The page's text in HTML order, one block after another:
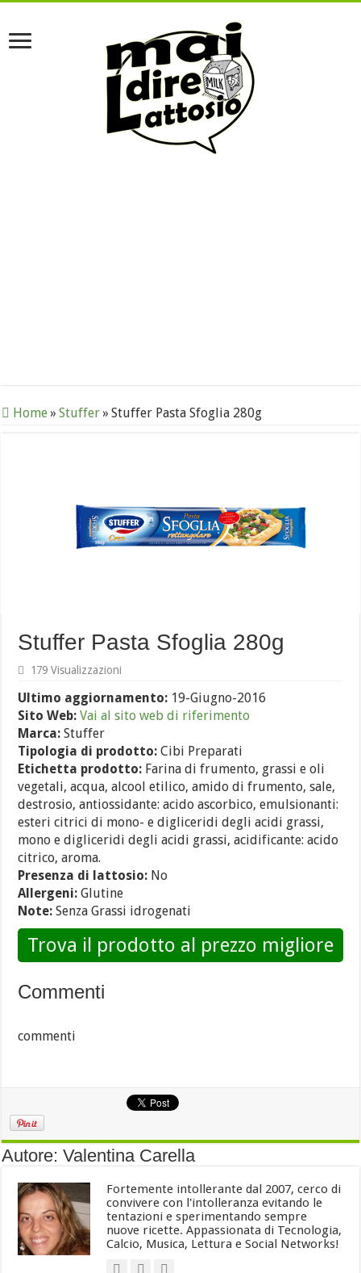
Home» Stuffer» Stuffer Pasta Sfoglia 280g
Stuffer Pasta Sfoglia 280g
179 Visualizzazioni
Ultimo aggiornamento: 19-Giugno-2016
Sito Web: Vai al sito web di riferimento
Marca: Stuffer
Tipologia di prodotto: Cibi Preparati
Etichetta prodotto: Farina di frumento, grassi e oli
vegetali, acqua, alcool etilico, amido di frumento, sale,
destrosio, antiossidante: acido ascorbico, emulsionanti:
esteri citrici di mono- e digliceridi degli acidi grassi,
mono e digliceridi degli acidi grassi, acidificante: acido
citrico, aroma.
Presenza di lattosio: No
Allergeni: Glutine
Note: Senza Grassi idrogenati
Trova il prodotto al prezzo migliore
Commenti
commenti
Autore: Valentina Carella
Fortemente intollerante dal 2007, cerco di
convivere con l'intolleranza evitando le
tentazioni e sperimentando sempre
nuove ricette. Appassionata di Tecnologia,
Calcio, Musica, Lettura e Social Networks!